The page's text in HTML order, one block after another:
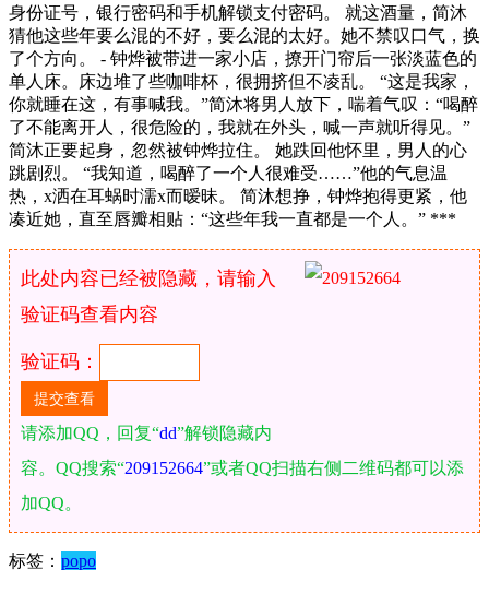
身份证号，银行密码和手机解锁支付密码。 就这酒量，简沐
猜他这些年要么混的不好，要么混的太好。她不禁叹口气，换
了个方向。 - 钟烨被带进一家小店，撩开门帘后一张淡蓝色的
单人床。床边堆了些咖啡杯，很拥挤但不凌乱。 “这是我家，
你就睡在这，有事喊我。”简沐将男人放下，喘着气叹：“喝醉
了不能离开人，很危险的，我就在外头，喊一声就听得见。”
简沐正要起身，忽然被钟烨拉住。 她跌回他怀里，男人的心
跳剧烈。 “我知道，喝醉了一个人很难受……”他的气息温
热，x洒在耳蜗时濡x而暧昧。 简沐想挣，钟烨抱得更紧，他
凑近她，直至唇瓣相贴：“这些年我一直都是一个人。” ***
此处内容已经被隐藏，请输入
验证码查看内容
验证码：
请添加QQ，回复“dd”解锁隐藏内
容。QQ搜索“209152664”或者QQ扫描右侧二维码都可以添
加QQ。
标签： popo